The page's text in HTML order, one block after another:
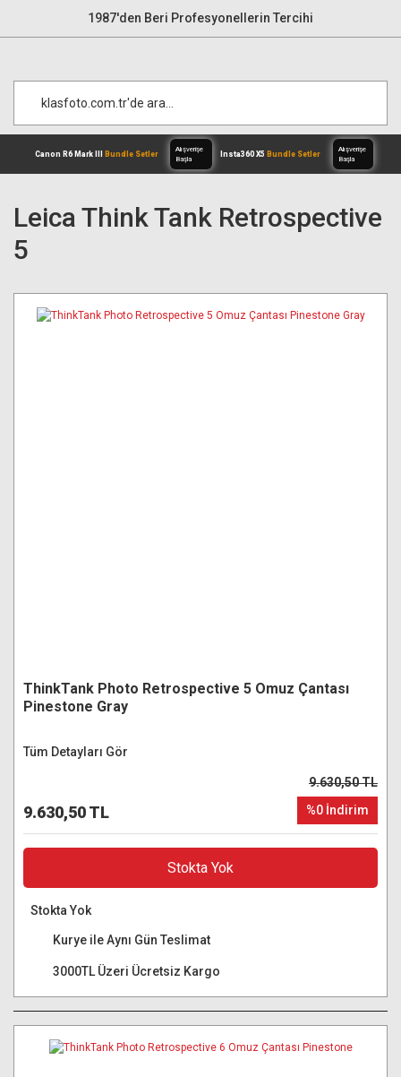
1987'den Beri Profesyonellerin Tercihi
Leica Think Tank Retrospective
5
ThinkTank Photo Retrospective 5 Omuz Çantası
Pinestone Gray
Tüm Detayları Gör
9.630,50 TL
9.630,50 TL
%0 İndirim
Stokta Yok
Stokta Yok
Kurye ile Aynı Gün Teslimat
3000TL Üzeri Ücretsiz Kargo